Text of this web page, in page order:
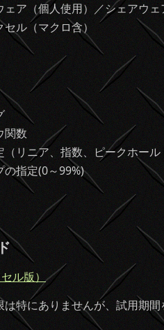
ェア（個人使用）／シェアウェ
ル（マクロ含）
関数
（リニア、指数、ピークホール
の指定(0～99%)
ル版）
は特にありませんが、試用期